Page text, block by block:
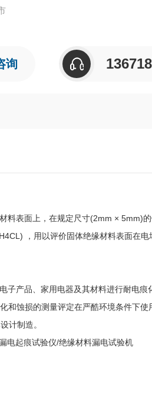
询
料表面上，在规定尺寸(2mm × 5mm)
，用以评价固体绝缘材料表面在
子产品、家用电器及其材料进行耐电
和蚀损的测量评定在严酷环境条件下使
计制造。